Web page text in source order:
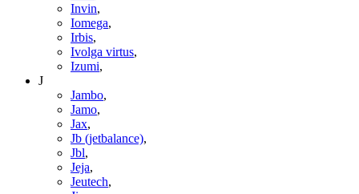
Invin,
Iomega,
Irbis,
Ivolga virtus,
Izumi,
J
Jambo,
Jamo,
Jax,
Jb (jetbalance),
Jbl,
Jeja,
Jeutech,